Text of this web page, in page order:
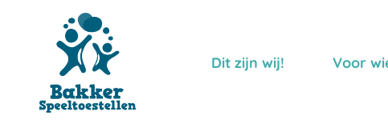
Dit zijn wij! Voor